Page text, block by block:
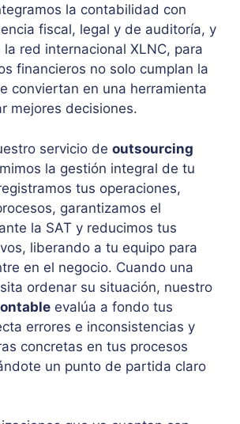
la contabilidad con
fiscal, legal y de auditoría, y
red internacional XLNC, para
financieros no solo cumplan la
conviertan en una herramienta
mejores decisiones.
servicio de outsourcing
la gestión integral de tu
tus operaciones,
garantizamos el
la SAT y reducimos tus
liberando a tu equipo para
en el negocio. Cuando una
ordenar su situación, nuestro
evalúa a fondo tus
errores e inconsistencias y
concretas en tus procesos
un punto de partida claro